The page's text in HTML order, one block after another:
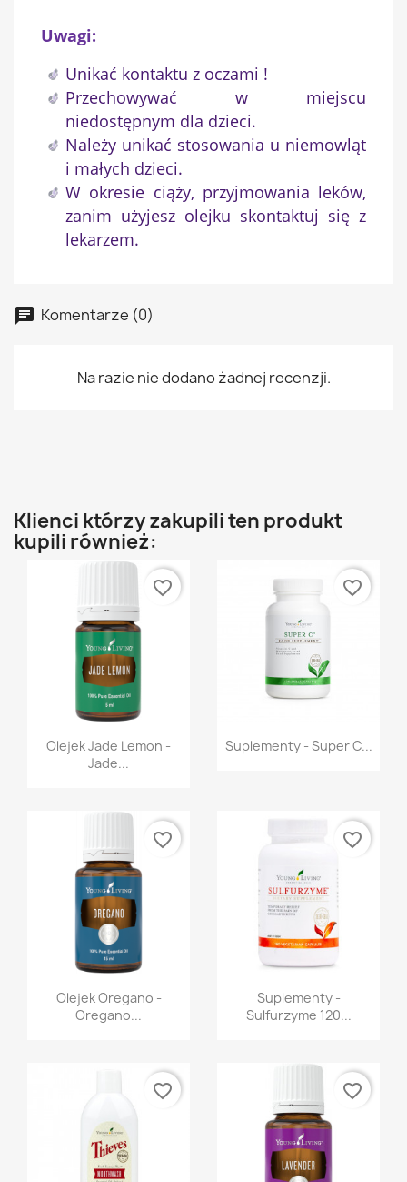
Uwagi:
Unikać kontaktu z oczami !
Przechowywać w miejscu
niedostępnym dla dzieci.
Należy unikać stosowania u niemowląt
i małych dzieci.
W okresie ciąży, przyjmowania leków,
zanim użyjesz olejku skontaktuj się z
lekarzem.
Komentarze (0)
Na razie nie dodano żadnej recenzji.
Klienci którzy zakupili ten produkt
kupili również:
Szybki podgląd
Olejek Jade Lemon -
Jade...
favorite_border
Szybki podgląd
Suplementy - Super C...
favorite_border
Szybki podgląd
Olejek Oregano -
Oregano...
favorite_border
Szybki podgląd
Suplementy -
Sulfurzyme 120...
favorite_border
favorite_border favorite_border
Anuluj Utwórz listę życzeń